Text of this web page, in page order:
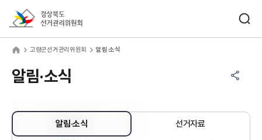
고령군선거관리위원회 알림·소식
알림·소식
알림·소식 선거자료